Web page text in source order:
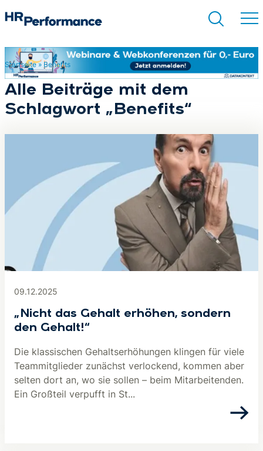
Suchen
Startseite» Benefits
Alle Beiträge mit dem
Schlagwort „Benefits“
09.12.2025
„Nicht das Gehalt erhöhen, sondern
den Gehalt!“
Die klassischen Gehaltserhöhungen klingen für viele
Teammitglieder zunächst verlockend, kommen aber
selten dort an, wo sie sollen – beim Mitarbeitenden.
Ein Großteil verpufft in St...